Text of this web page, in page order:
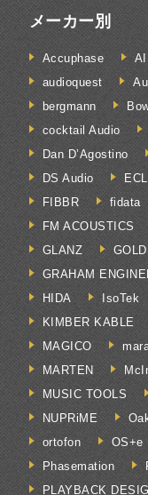
メーカー別
Accuphase
audioquest
bergmann
cocktail Audio
Dan D’Agostino
DS Audio
FIBBR
fidata
FM ACOUSTICS
GLANZ
GRAHAM
HIDA
IsoTek
KIMBER KABLE
MAGICO
MARTEN
MUSIC TOOLS
NUPRiME
ortofon
OS+e
Phasemation
PLAYBACK